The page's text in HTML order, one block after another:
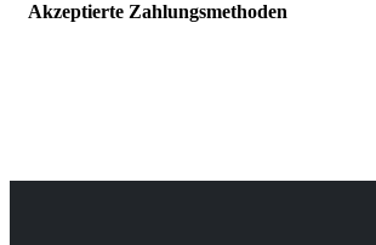
Akzeptierte Zahlungsmethoden